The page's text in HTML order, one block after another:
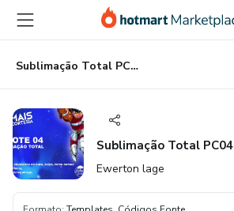
para
conteúdo
principal
para
pagamento
para
rodapé
Sublimação Total PC04
Sublimação Total PC04
Ewerton lage